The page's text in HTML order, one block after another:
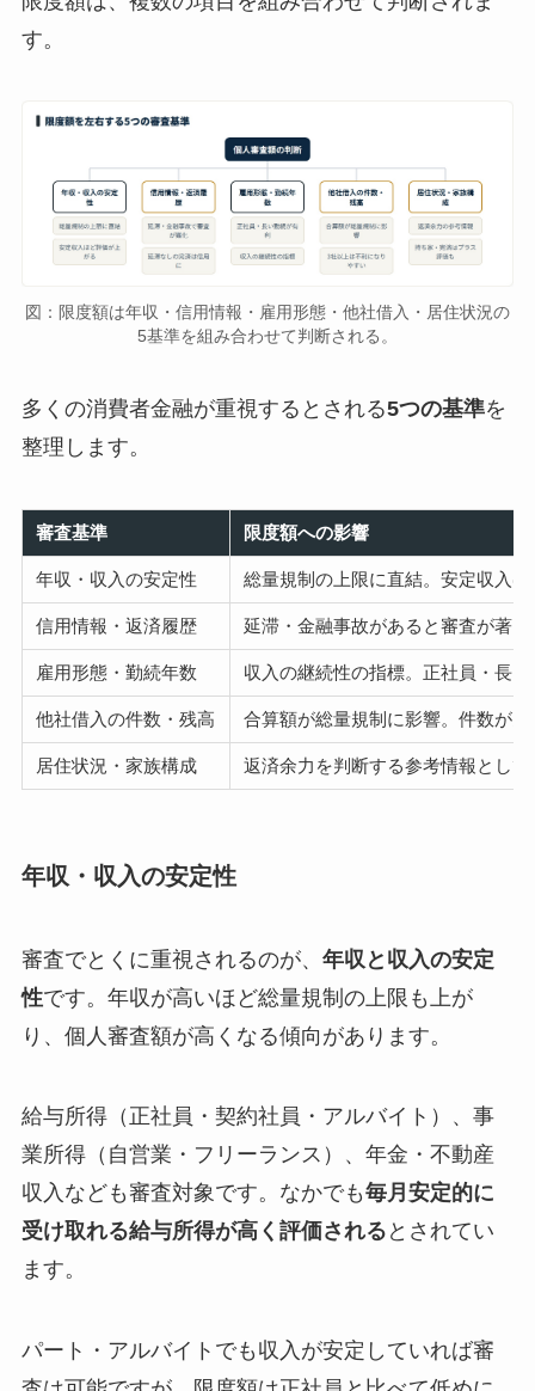
す。
図：限度額は年収・信用情報・雇用形態・他社借入・居住状況の
5基準を組み合わせて判断される。
多くの消費者金融が重視するとされる5つの基準を
整理します。
審査基準 限度額への影響
年収・収入の安定性 総量規制の上限に直結。安定収入
信用情報・返済履歴 延滞・金融事故があると審査が著
雇用形態・勤続年数 収入の継続性の指標。正社員・長
他社借入の件数・残高 合算額が総量規制に影響。件数が
居住状況・家族構成 返済余力を判断する参考情報とし
年収・収入の安定性
審査でとくに重視されるのが、 年収と収入の安定
性です。年収が高いほど総量規制の上限も上が
り、個人審査額が高くなる傾向があります。
給与所得（正社員・契約社員・アルバイト）、事
業所得（自営業・フリーランス）、年金・不動産
収入なども審査対象です。なかでも毎月安定的に
受け取れる給与所得が高く評価される とされてい
ます。
パート・アルバイトでも収入が安定していれば審